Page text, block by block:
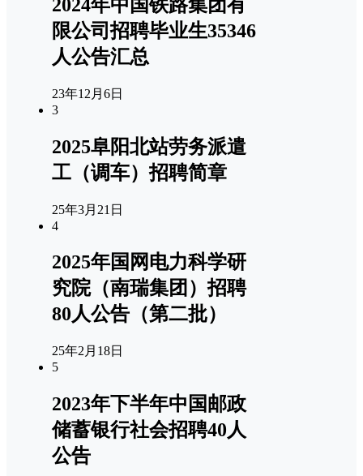
2024年中国铁路集团有
限公司招聘毕业生35346
人公告汇总
23年12月6日
3
2025阜阳北站劳务派遣
工（调车）招聘简章
25年3月21日
4
2025年国网电力科学研
究院（南瑞集团）招聘
80人公告（第二批）
25年2月18日
5
2023年下半年中国邮政
储蓄银行社会招聘40人
公告